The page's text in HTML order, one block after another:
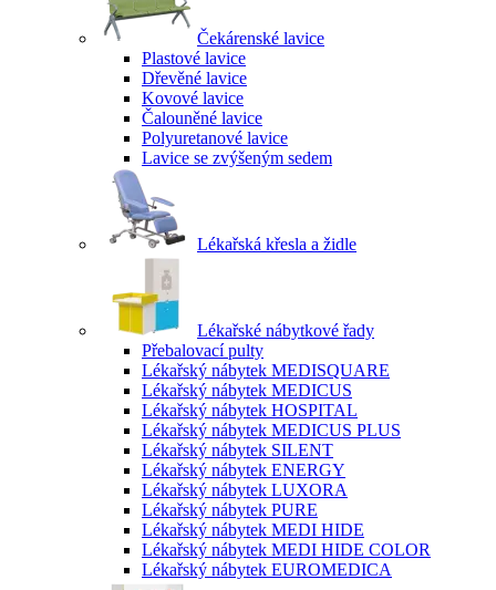
Čekárenské lavice
Plastové lavice
Dřevěné lavice
Kovové lavice
Čalouněné lavice
Polyuretanové lavice
Lavice se zvýšeným sedem
Lékařská křesla a židle
Lékařské nábytkové řady
Přebalovací pulty
Lékařský nábytek MEDISQUARE
Lékařský nábytek MEDICUS
Lékařský nábytek HOSPITAL
Lékařský nábytek MEDICUS PLUS
Lékařský nábytek SILENT
Lékařský nábytek ENERGY
Lékařský nábytek LUXORA
Lékařský nábytek PURE
Lékařský nábytek MEDI HIDE
Lékařský nábytek MEDI HIDE COLOR
Lékařský nábytek EUROMEDICA